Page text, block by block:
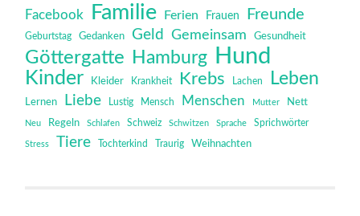
Facebook Familie Ferien Frauen Freunde
Geburtstag Gedanken Geld Gemeinsam Gesundheit
Göttergatte Hamburg Hund
Kinder Kleider Krankheit Krebs Lachen Leben
Lernen Liebe Lustig Mensch Menschen Mutter Nett
Neu Regeln Schlafen Schweiz Schwitzen Sprache Sprichwörter
Stress Tiere Tochterkind Traurig Weihnachten